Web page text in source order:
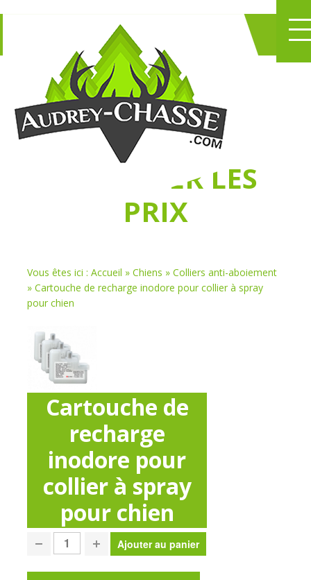
NE PERDEZ PLUS
DE TEMPS
CHASSER LES
PRIX
Vous êtes ici : Accueil » Chiens » Colliers anti-aboiement
» Cartouche de recharge inodore pour collier à spray
pour chien
Cartouche de
recharge
inodore pour
collier à spray
pour chien